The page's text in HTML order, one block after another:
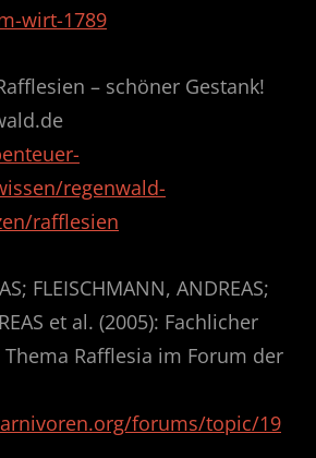
wirt-1789
– schöner Gestank!
regenwald-
rafflesien
FLEISCHMANN, ANDREAS;
et al. (2005): Fachlicher
Rafflesia im Forum der
forums/topic/19